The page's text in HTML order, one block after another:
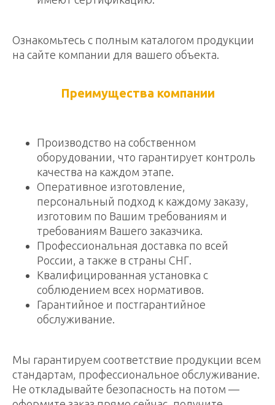
Ознакомьтесь с полным каталогом продукции
на сайте компании для вашего объекта.
Преимущества компании
Производство на собственном
оборудовании, что гарантирует контроль
качества на каждом этапе.
Оперативное изготовление,
персональный подход к каждому заказу,
изготовим по Вашим требованиям и
требованиям Вашего заказчика.
Профессиональная доставка по всей
России, а также в страны СНГ.
Квалифицированная установка с
соблюдением всех нормативов.
Гарантийное и постгарантийное
обслуживание.
Мы гарантируем соответствие продукции всем
стандартам, профессиональное обслуживание.
Не откладывайте безопасность на потом —